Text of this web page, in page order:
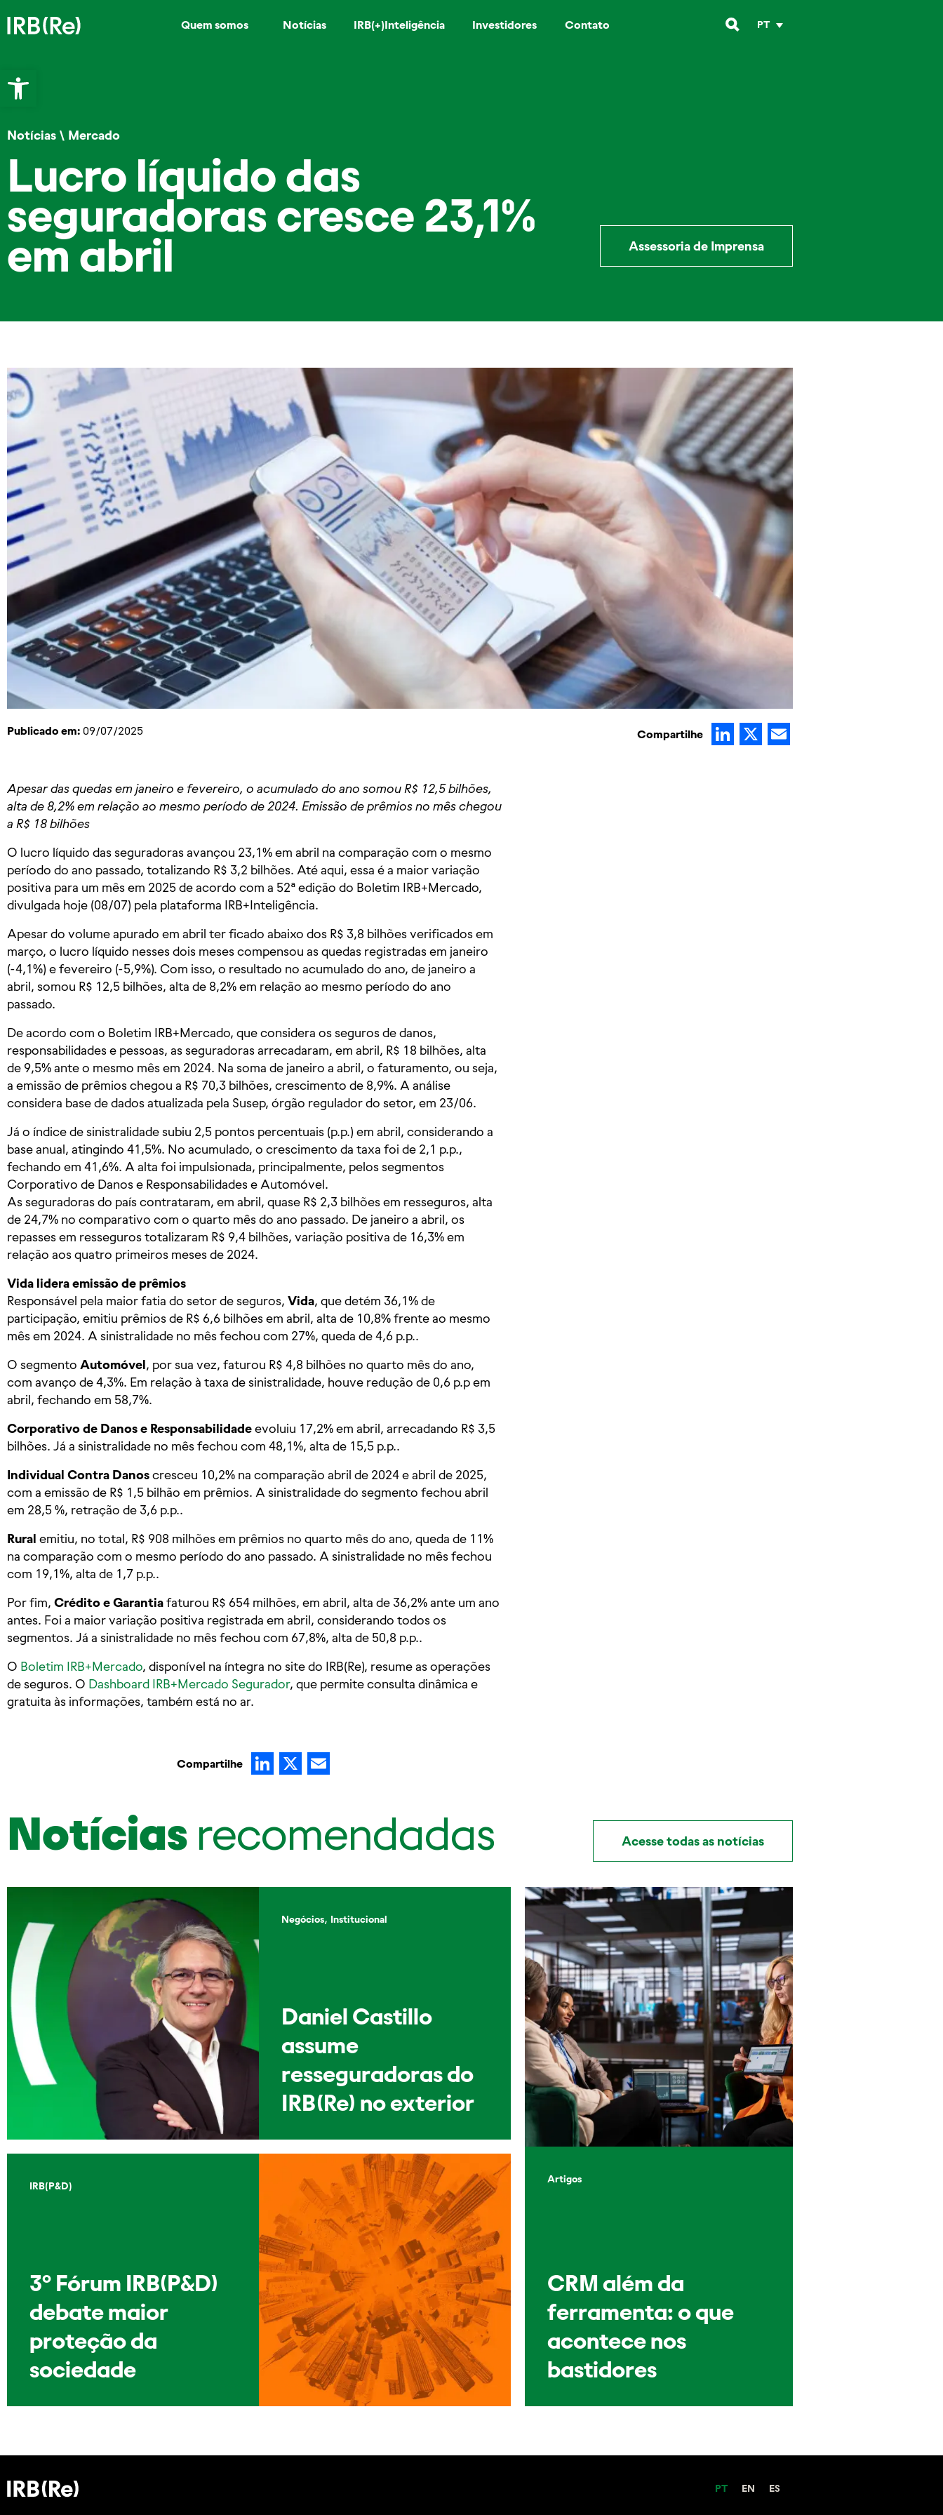
Abrir a barra de ferramentas
Quem somos Notícias IRB(+)Inteligência Investidores Contato PT
Notícias \ Mercado
Lucro líquido das
seguradoras cresce 23,1%
em abril Assessoria de Imprensa
Publicado em: 09/07/2025 Compartilhe LinkedIn
X
Apesar das quedas em janeiro e fevereiro, o acumulado do ano somou R$ 12,5 bilhões,
alta de 8,2% em relação ao mesmo período de 2024. Emissão de prêmios no mês chegou
a R$ 18 bilhões
O lucro líquido das seguradoras avançou 23,1% em abril na comparação com o mesmo
período do ano passado, totalizando R$ 3,2 bilhões. Até aqui, essa é a maior variação
positiva para um mês em 2025 de acordo com a 52ª edição do Boletim IRB+Mercado,
divulgada hoje (08/07) pela plataforma IRB+Inteligência.
Apesar do volume apurado em abril ter ficado abaixo dos R$ 3,8 bilhões verificados em
março, o lucro líquido nesses dois meses compensou as quedas registradas em janeiro
(-4,1%) e fevereiro (-5,9%). Com isso, o resultado no acumulado do ano, de janeiro a
abril, somou R$ 12,5 bilhões, alta de 8,2% em relação ao mesmo período do ano
passado.
De acordo com o Boletim IRB+Mercado, que considera os seguros de danos,
responsabilidades e pessoas, as seguradoras arrecadaram, em abril, R$ 18 bilhões, alta
de 9,5% ante o mesmo mês em 2024. Na soma de janeiro a abril, o faturamento, ou seja,
a emissão de prêmios chegou a R$ 70,3 bilhões, crescimento de 8,9%. A análise
considera base de dados atualizada pela Susep, órgão regulador do setor, em 23/06.
Já o índice de sinistralidade subiu 2,5 pontos percentuais (p.p.) em abril, considerando a
base anual, atingindo 41,5%. No acumulado, o crescimento da taxa foi de 2,1 p.p.,
fechando em 41,6%. A alta foi impulsionada, principalmente, pelos segmentos
Corporativo de Danos e Responsabilidades e Automóvel.
As seguradoras do país contrataram, em abril, quase R$ 2,3 bilhões em resseguros, alta
de 24,7% no comparativo com o quarto mês do ano passado. De janeiro a abril, os
repasses em resseguros totalizaram R$ 9,4 bilhões, variação positiva de 16,3% em
relação aos quatro primeiros meses de 2024.
Vida lidera emissão de prêmios
Responsável pela maior fatia do setor de seguros, Vida, que detém 36,1% de
participação, emitiu prêmios de R$ 6,6 bilhões em abril, alta de 10,8% frente ao mesmo
mês em 2024. A sinistralidade no mês fechou com 27%, queda de 4,6 p.p..
O segmento Automóvel, por sua vez, faturou R$ 4,8 bilhões no quarto mês do ano,
com avanço de 4,3%. Em relação à taxa de sinistralidade, houve redução de 0,6 p.p em
abril, fechando em 58,7%.
Corporativo de Danos e Responsabilidadeevoluiu 17,2% em abril, arrecadando R$ 3,5
bilhões. Já a sinistralidade no mês fechou com 48,1%, alta de 15,5 p.p..
Individual Contra Danoscresceu 10,2% na comparação abril de 2024 e abril de 2025,
com a emissão de R$ 1,5 bilhão em prêmios. A sinistralidade do segmento fechou abril
em 28,5 %, retração de 3,6 p.p..
Rural emitiu, no total, R$ 908 milhões em prêmios no quarto mês do ano, queda de 11%
na comparação com o mesmo período do ano passado. A sinistralidade no mês fechou
com 19,1%, alta de 1,7 p.p..
Por fim, Crédito e Garantiafaturou R$ 654 milhões, em abril, alta de 36,2% ante um ano
antes. Foi a maior variação positiva registrada em abril, considerando todos os
segmentos. Já a sinistralidade no mês fechou com 67,8%, alta de 50,8 p.p..
O Boletim IRB+Mercado, disponível na íntegra no site do IRB(Re), resume as operações
de seguros. O Dashboard IRB+Mercado Segurador, que permite consulta dinâmica e
gratuita às informações, também está no ar.
Compartilhe LinkedIn
X
Notícias recomendadas Acesse todas as notícias
Negócios, Institucional
Daniel Castillo
assume
resseguradoras do
IRB(Re) no exterior
IRB(P&D)
3º Fórum IRB(P&D)
debate maior
proteção da
sociedade
Artigos
CRM além da
ferramenta: o que
acontece nos
bastidores
PT EN ES